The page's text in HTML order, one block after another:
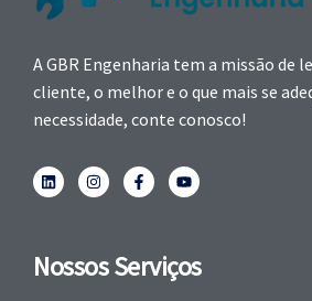
A GBR Engenharia tem a missão de
cliente, o melhor e o que mais se
necessidade, conte conosco!
Nossos Serviços